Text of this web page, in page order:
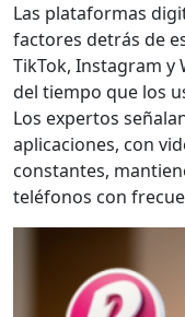
Las plataformas
factores detrás de
TikTok, Instagram
del tiempo que los
Los expertos
aplicaciones, con
constantes,
teléfonos con